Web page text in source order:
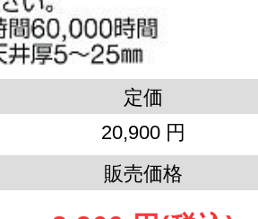
定価
20,900 円
販売価格